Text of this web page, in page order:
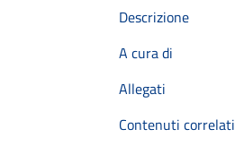
Descrizione
A cura di
Allegati
Contenuti correlati